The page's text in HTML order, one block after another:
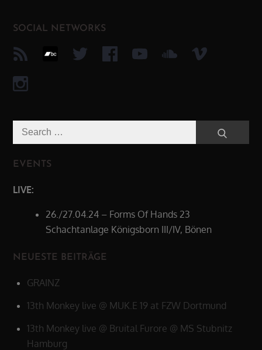
SOCIAL NETWORKS
Search
for:
EVENTS
LIVE:
26./27.04.24 – Forms Of Hands 23
Schachtanlage Königsborn III/IV, Bönen
NEUESTE BEITRÄGE
GRAINZ
13th Monkey live @ MUK.E 19 at FZW Dortmund
13th Monkey live @ Bruital Furore @ MS Stubnitz
Hamburg